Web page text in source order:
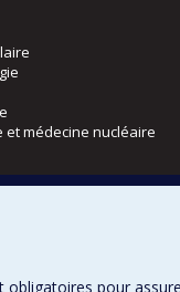
et médecine nucléaire
obligatoires pour